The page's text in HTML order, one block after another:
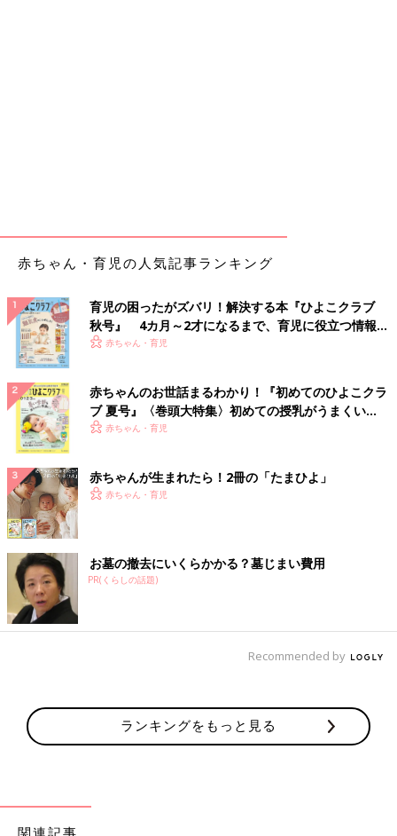
赤ちゃん・育児の人気記事ランキング
育児の困ったがズバリ！解決する本『ひよこクラブ
秋号』 4カ月～2才になるまで、育児に役立つ情報が
いっぱい！
赤ちゃん・育児
赤ちゃんのお世話まるわかり！『初めてのひよこクラ
ブ 夏号』〈巻頭大特集〉初めての授乳がうまくい
く！ おっぱい・ミルクの基本と夏のトラブル 解決テ
赤ちゃん・育児
赤ちゃんが生まれたら！2冊の「たまひよ」
赤ちゃん・育児
お墓の撤去にいくらかかる？墓じまい費用
PR(くらしの話題)
Recommended by
ランキングをもっと見る
関連記事